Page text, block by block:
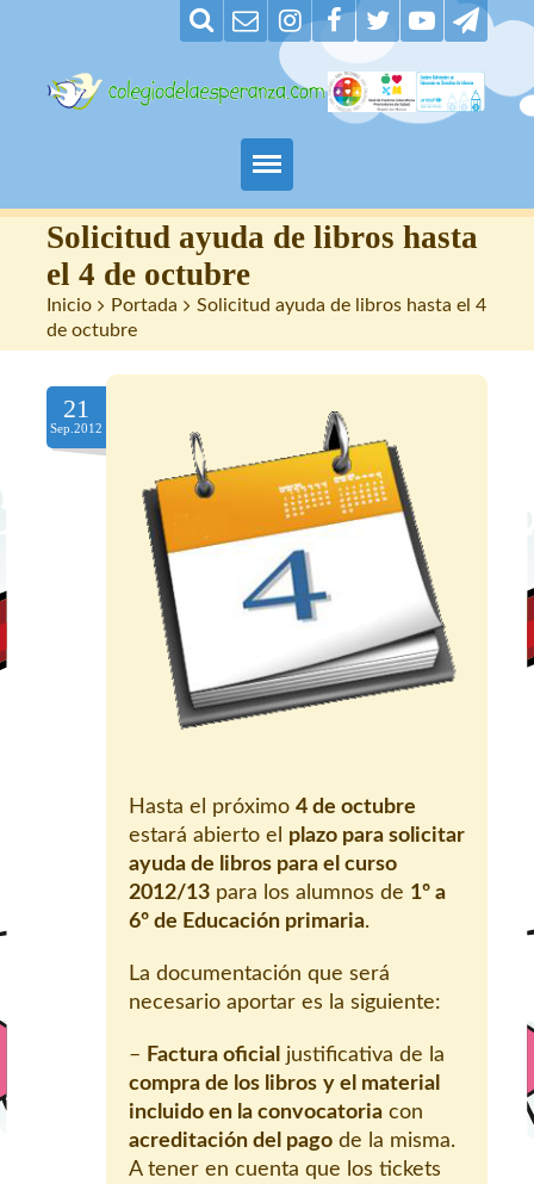
Padres
Alumnos
Maestros
Contacto
Solicitud ayuda de libros hasta
el 4 de octubre
Inicio > Portada > Solicitud ayuda de libros hasta el 4
de octubre
21
Sep.2012
Hasta el próximo 4 de octubre
estará abierto el plazo para solicitar
ayuda de libros para el curso
2012/13 para los alumnos de 1º a
6º de Educación primaria.
La documentación que será
necesario aportar es la siguiente:
– Factura oficial justificativa de la
compra de los libros y el material
incluido en la convocatoria con
acreditación del pago de la misma.
A tener en cuenta que los tickets